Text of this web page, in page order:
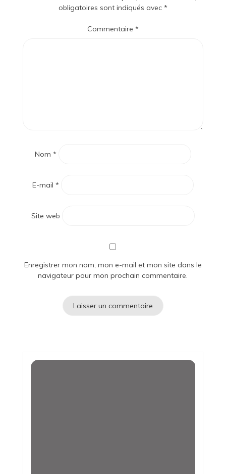
obligatoires sont indiqués avec *
Commentaire *
Nom *
E-mail *
Site web
Enregistrer mon nom, mon e-mail et mon site dans le
navigateur pour mon prochain commentaire.